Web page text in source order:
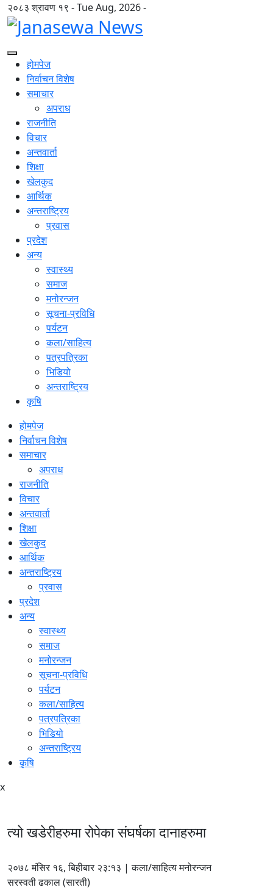
२०८३ श्रावण १९ - Tue Aug, 2026 -
होमपेज
निर्वाचन विशेष
समाचार
अपराध
राजनीति
विचार
अन्तवार्ता
शिक्षा
खेलकुद
आर्थिक
अन्तराष्ट्रिय
प्रवास
प्रदेश
अन्य
स्वास्थ्य
समाज
मनोरन्जन
सूचना-प्रविधि
पर्यटन
कला/साहित्य
पत्रपत्रिका
भिडियो
अन्तराष्ट्रिय
कृषि
होमपेज
निर्वाचन विशेष
समाचार
अपराध
राजनीति
विचार
अन्तवार्ता
शिक्षा
खेलकुद
आर्थिक
अन्तराष्ट्रिय
प्रवास
प्रदेश
अन्य
स्वास्थ्य
समाज
मनोरन्जन
सूचना-प्रविधि
पर्यटन
कला/साहित्य
पत्रपत्रिका
भिडियो
अन्तराष्ट्रिय
कृषि
x
त्यो खडेरीहरुमा रोपेका संघर्षका दानाहरुमा
२०७८ मंसिर १६, बिहीबार २३:१३ | कला/साहित्य मनोरन्जन
सरस्वती ढकाल (सारती)